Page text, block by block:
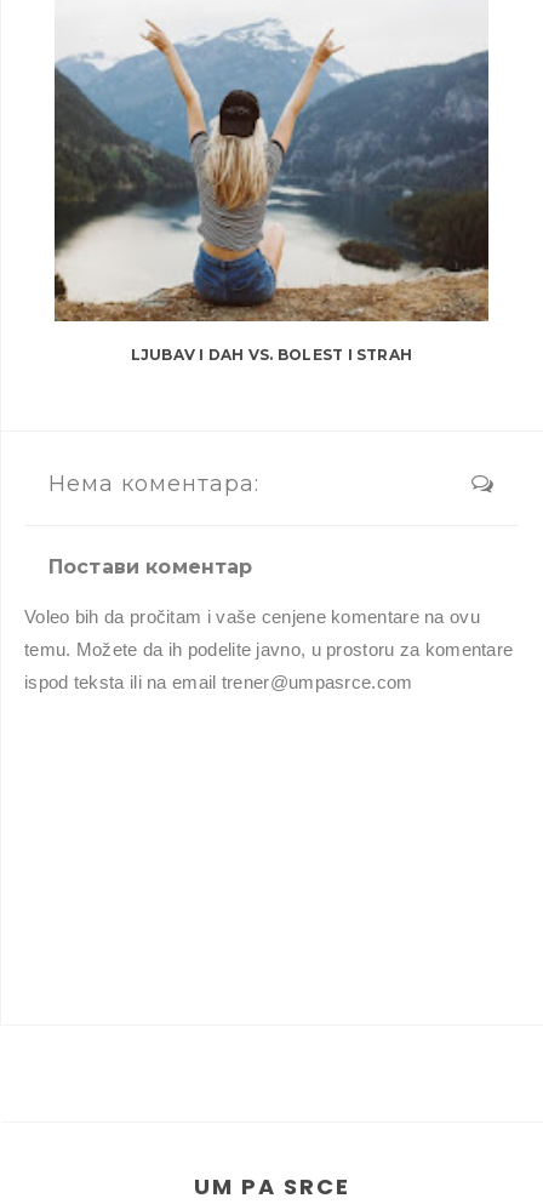
LJUBAV I DAH VS. BOLEST I STRAH
Нема коментара:
Постави коментар
Voleo bih da pročitam i vaše cenjene komentare na ovu
temu. Možete da ih podelite javno, u prostoru za komentare
ispod teksta ili na email trener@umpasrce.com
UM PA SRCE